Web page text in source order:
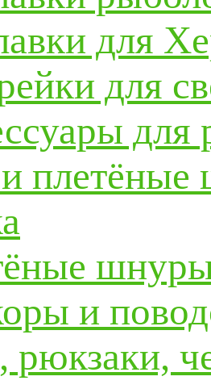
для
для
для
и
рюкзаки,